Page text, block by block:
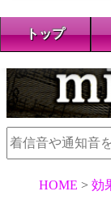
トップ
HOME 効